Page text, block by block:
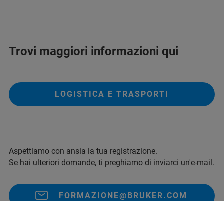
Trovi maggiori informazioni qui
LOGISTICA E TRASPORTI
Aspettiamo con ansia la tua registrazione.
Se hai ulteriori domande, ti preghiamo di inviarci un'e-mail.
FORMAZIONE@BRUKER.COM